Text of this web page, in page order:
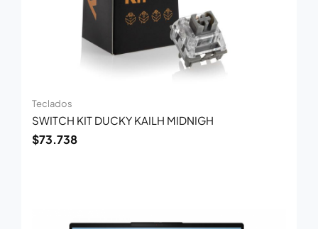
Teclados
SWITCH KIT DUCKY KAILH MIDNIGH
$73.738